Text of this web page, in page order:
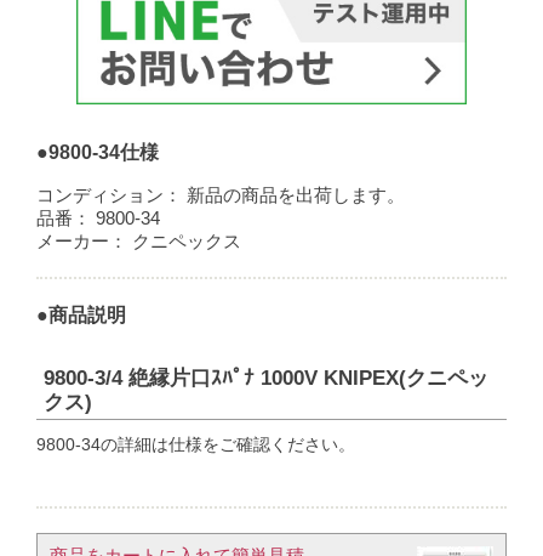
●9800-34仕様
コンディション：
新品の商品を出荷します。
品番：
9800-34
メーカー：
クニペックス
●商品説明
9800-3/4 絶縁片口ｽﾊﾟﾅ 1000V KNIPEX(クニペッ
クス)
9800-34の詳細は仕様をご確認ください。